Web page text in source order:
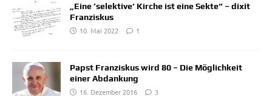
„Eine ’selektive‘ Kirche ist eine Sekte“ – dixit
Franziskus
10. Mai 2022
1
Papst Franziskus wird 80 – Die Möglichkeit
einer Abdankung
16. Dezember 2016
3